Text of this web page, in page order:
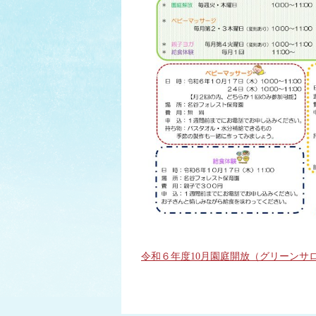
令和６年度10月園庭開放（グリーンサ